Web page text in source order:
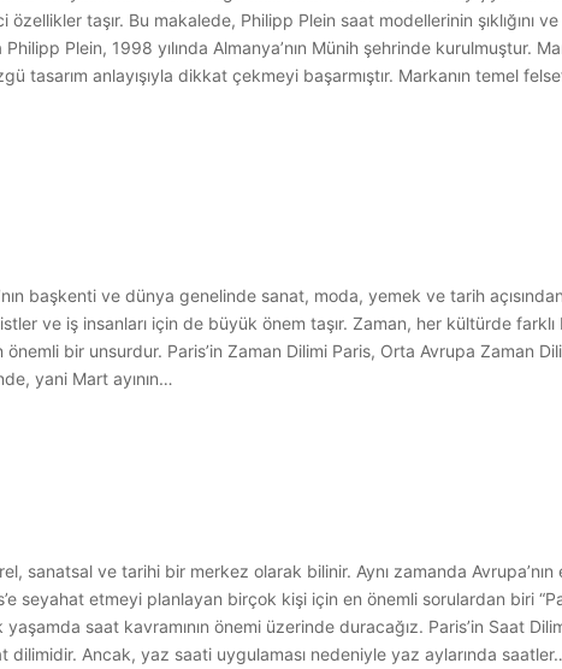
taşır. Bu makalede, Philipp Plein saat modellerinin şıklığını
Plein, 1998 yılında Almanya’nın Münih şehrinde kurulmuştur.
tasarım anlayışıyla dikkat çekmeyi başarmıştır. Markanın temel
başkenti ve dünya genelinde sanat, moda, yemek ve tarih
ve iş insanları için de büyük önem taşır. Zaman, her kültürde
bir unsurdur. Paris’in Zaman Dilimi Paris, Orta Avrupa Zaman
yani Mart ayının…
sanatsal ve tarihi bir merkez olarak bilinir. Aynı zamanda
seyahat etmeyi planlayan birçok kişi için en önemli sorulardan biri
saat kavramının önemi üzerinde duracağız. Paris’in Saat
Ancak, yaz saati uygulaması nedeniyle yaz aylarında